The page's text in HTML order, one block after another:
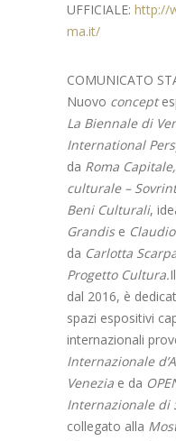
UFFICIALE: http://
ma.it/
COMUNICATO
Nuovo concept
La Biennale di
International
da Roma
culturale –
Beni Culturali,
Grandise
da Carlotta
Progetto Cultura.
dal 2016, è
spazi espositivi
internazionali
Internazionale
Venezia e da
Internazionale di
collegato alla